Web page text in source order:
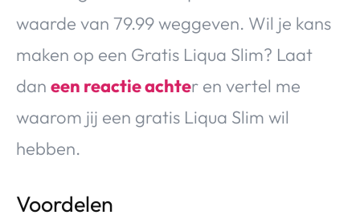
waarde van 79.99 weggeven. Wil je kans
maken op een Gratis Liqua Slim? Laat
dan een reactie achter en vertel me
waarom jij een gratis Liqua Slim wil
hebben.
Voordelen